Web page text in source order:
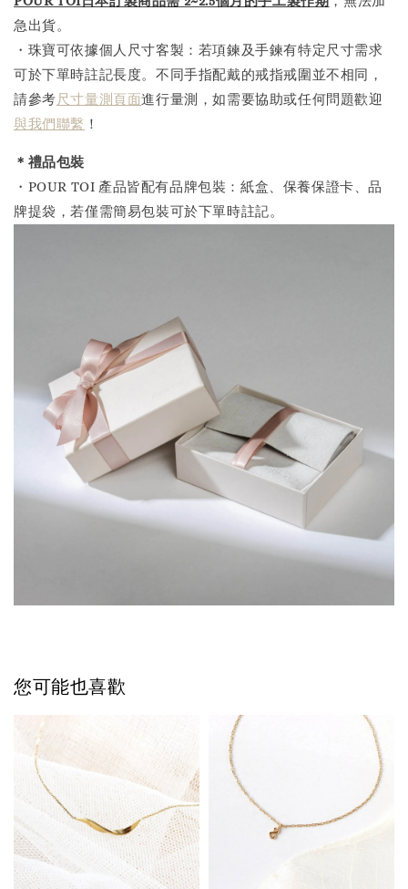
急出貨。
・珠寶可依據個人尺寸客製：若項鍊及手鍊有特定尺寸需求
可於下單時註記長度。不同手指配戴的戒指戒圍並不相同，
請參考尺寸量測頁面進行量測，如需要協助或任何問題歡迎
與我們聯繫 ！
＊禮品包裝
・POUR TOI 產品皆配有品牌包裝：紙盒、保養保證卡、品
牌提袋，若僅需簡易包裝可於下單時註記。
您可能也喜歡